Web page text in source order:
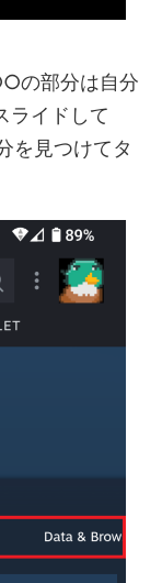
の部分は自分
ライドして
を見つけてタ